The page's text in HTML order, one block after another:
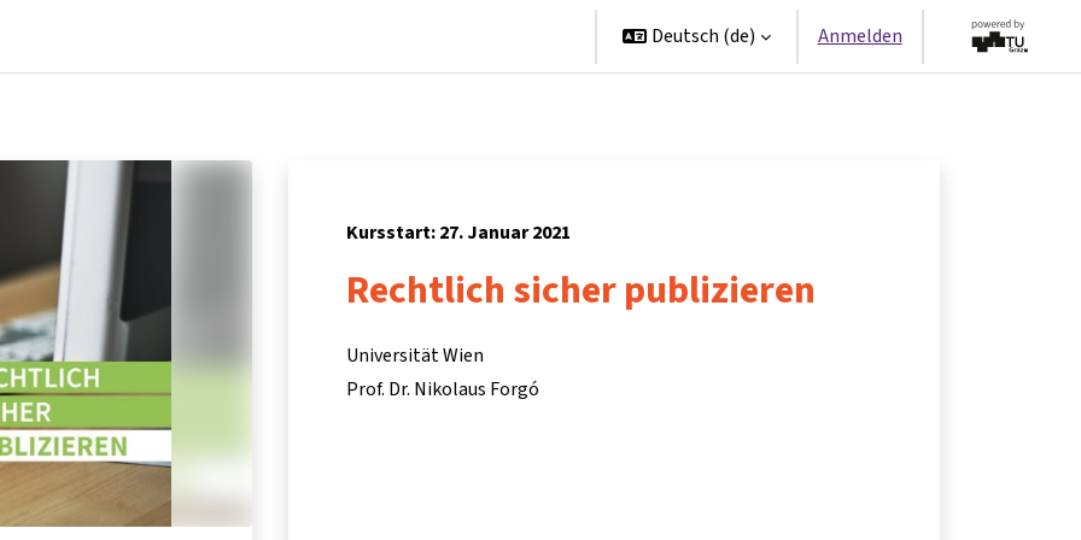
Deutsch ‎(de)‎ Anmelden
Kursstart: 27. Januar 2021
Rechtlich sicher publizieren
Universität Wien
Prof. Dr. Nikolaus Forgó